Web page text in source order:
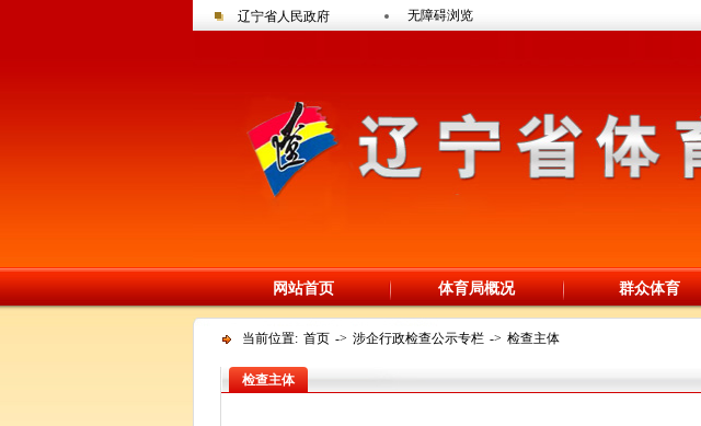
辽宁省人民政府 无障碍浏览
网站首页 体育局概况 群众体育
当前位置: 首页 -> 涉企行政检查公示专栏 -> 检查主体
检查主体